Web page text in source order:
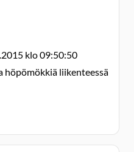
klo 09:50:50
höpömökkiä liikenteessä